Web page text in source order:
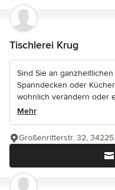
Tischlerei Krug
Sind Sie an
Spanndecken oder
wohnlich verändern oder
Mehr
Großenritterstr. 32, 34225